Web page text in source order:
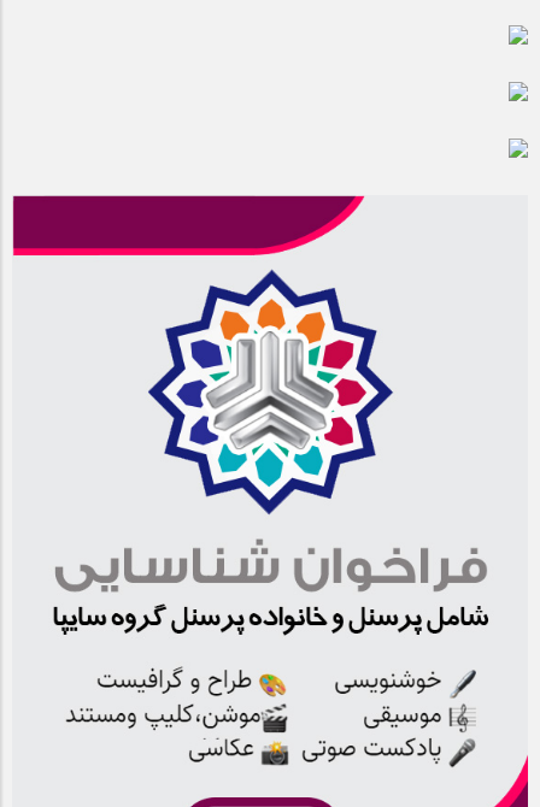
تیم شهدای مگاموتور در بزرگترین مسابقات گل کوچک جهان شرکت